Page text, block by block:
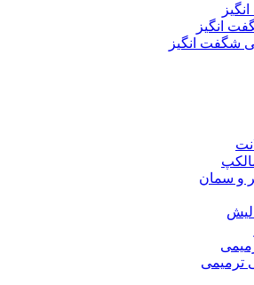
انگیز
شگفت انگیز
و سمان
ترمیمی